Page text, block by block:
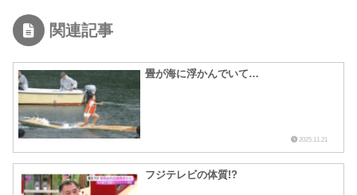
関連記事
畳が海に浮かんでいて…
2025.11.21
フジテレビの体質!?